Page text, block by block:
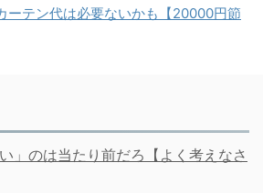
ーテン代は必要ないかも【20000円節
」のは当たり前だろ【よく考えなさ